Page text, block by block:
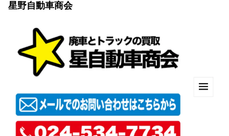
星野自動車商会